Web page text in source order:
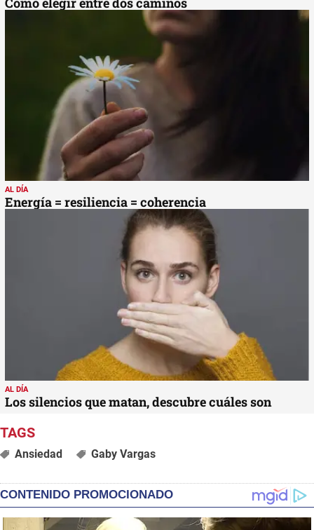
AL DÍA
Energía = resiliencia = coherencia
AL DÍA
Los silencios que matan, descubre cuáles son
Ansiedad Gaby Vargas
CONTENIDO PROMOCIONADO